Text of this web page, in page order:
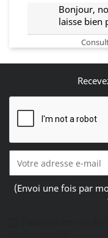
Bonjour,
laisse bien
(Envoi une fois par